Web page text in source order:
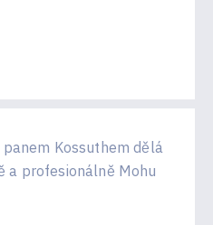
Kossuthem dělá
a profesionálně Mohu